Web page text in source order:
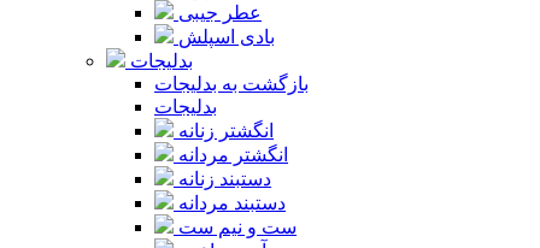
عطر جیبی
بادی اسپلش
بدلیجات
بازگشت به بدلیجات
بدلیجات
انگشتر زنانه
انگشتر مردانه
دستبند زنانه
دستبند مردانه
ست و نیم ست